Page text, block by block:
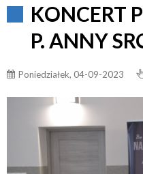
KONCERT
P. ANNY
Poniedziałek, 04-09-2023